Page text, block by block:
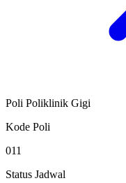
Poli Poliklinik Gigi
Kode Poli
011
Status Jadwal